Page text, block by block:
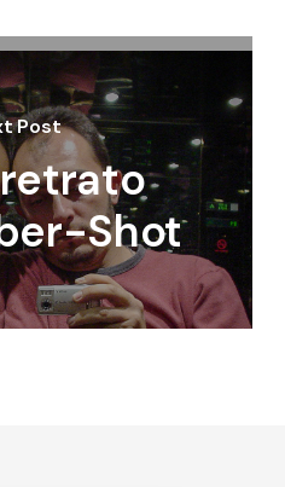
Post
Shot